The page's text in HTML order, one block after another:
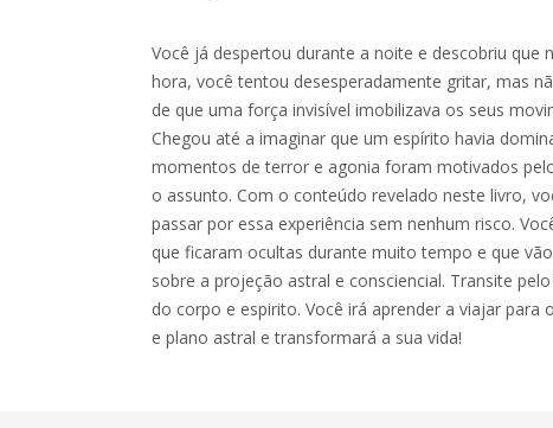
Você já despertou durante a noite e descobriu que
hora, você tentou desesperadamente gritar, mas
de que uma força invisível imobilizava os seus
Chegou até a imaginar que um espírito havia
momentos de terror e agonia foram motivados
o assunto. Com o conteúdo revelado neste livro,
passar por essa experiência sem nenhum risco.
que ficaram ocultas durante muito tempo e que
sobre a projeção astral e consciencial. Transite
do corpo e espirito. Você irá aprender a viajar para
e plano astral e transformará a sua vida!